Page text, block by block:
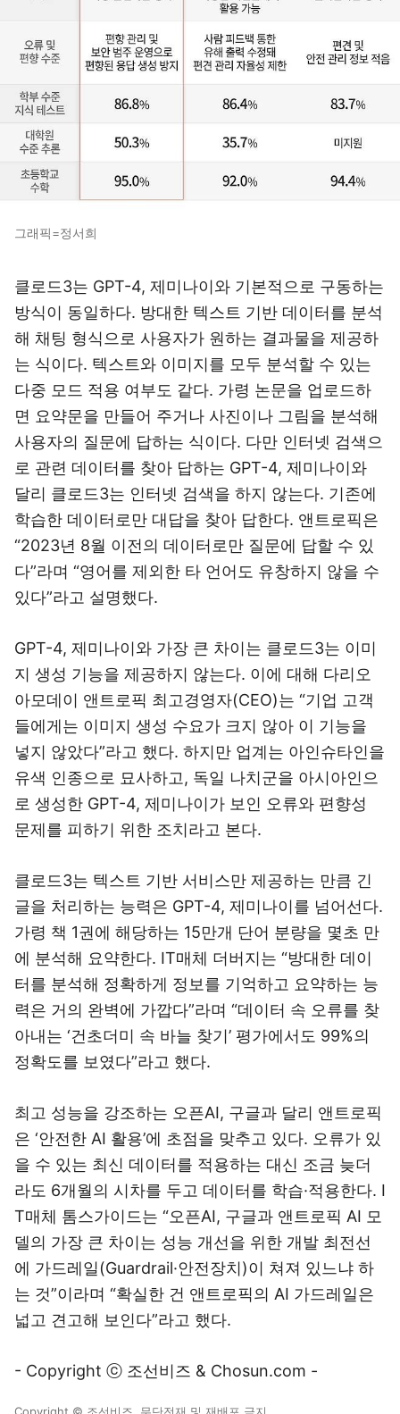
그래픽=정서희
클로드3는 GPT-4, 제미나이와 기본적으로 구동하는
방식이 동일하다. 방대한 텍스트 기반 데이터를 분석
해 채팅 형식으로 사용자가 원하는 결과물을 제공하
는 식이다. 텍스트와 이미지를 모두 분석할 수 있는
다중 모드 적용 여부도 같다. 가령 논문을 업로드하
면 요약문을 만들어 주거나 사진이나 그림을 분석해
사용자의 질문에 답하는 식이다. 다만 인터넷 검색으
로 관련 데이터를 찾아 답하는 GPT-4, 제미나이와
달리 클로드3는 인터넷 검색을 하지 않는다. 기존에
학습한 데이터로만 대답을 찾아 답한다. 앤트로픽은
“2023년 8월 이전의 데이터로만 질문에 답할 수 있
다”라며 “영어를 제외한 타 언어도 유창하지 않을 수
있다”라고 설명했다.
GPT-4, 제미나이와 가장 큰 차이는 클로드3는 이미
지 생성 기능을 제공하지 않는다. 이에 대해 다리오
아모데이 앤트로픽 최고경영자(CEO)는 “기업 고객
들에게는 이미지 생성 수요가 크지 않아 이 기능을
넣지 않았다”라고 했다. 하지만 업계는 아인슈타인을
유색 인종으로 묘사하고, 독일 나치군을 아시아인으
로 생성한 GPT-4, 제미나이가 보인 오류와 편향성
문제를 피하기 위한 조치라고 본다.
클로드3는 텍스트 기반 서비스만 제공하는 만큼 긴
글을 처리하는 능력은 GPT-4, 제미나이를 넘어선다.
가령 책 1권에 해당하는 15만개 단어 분량을 몇초 만
에 분석해 요약한다. IT매체 더버지는 “방대한 데이
터를 분석해 정확하게 정보를 기억하고 요약하는 능
력은 거의 완벽에 가깝다”라며 “데이터 속 오류를 찾
아내는 ‘건초더미 속 바늘 찾기’ 평가에서도 99%의
정확도를 보였다”라고 했다.
최고 성능을 강조하는 오픈AI, 구글과 달리 앤트로픽
은 ‘안전한 AI 활용’에 초점을 맞추고 있다. 오류가 있
을 수 있는 최신 데이터를 적용하는 대신 조금 늦더
라도 6개월의 시차를 두고 데이터를 학습·적용한다. I
T매체 톰스가이드는 “오픈AI, 구글과 앤트로픽 AI 모
델의 가장 큰 차이는 성능 개선을 위한 개발 최전선
에 가드레일(Guardrail·안전장치)이 쳐져 있느냐 하
는 것”이라며 “확실한 건 앤트로픽의 AI 가드레일은
넓고 견고해 보인다”라고 했다.
- Copyright ⓒ 조선비즈 & Chosun.com -